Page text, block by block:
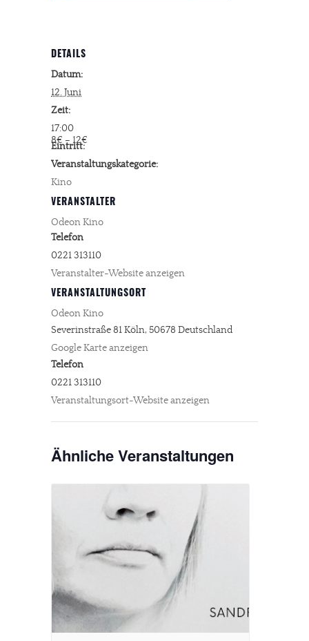
DETAILS
Datum:
12. Juni
Zeit:
17:00
Eintritt:
8€ – 12€
Veranstaltungskategorie:
Kino
VERANSTALTUNGSORT
Odeon Kino
Severinstraße 81Köln, 50678 Deutschland
Google Karte anzeigen
Telefon
0221 313110
Veranstaltungsort-Website anzeigen
VERANSTALTER
Odeon Kino
Telefon
0221 313110
Veranstalter-Website anzeigen
Ähnliche Veranstaltungen